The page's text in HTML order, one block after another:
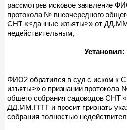
рассмотрев исковое заявление
протокола № внеочередного
СНТ «<данные изъяты>» от
недействительным,
Установил:
ФИО2 обратился в суд с иском к
изъяты>» о признании протокола
общего собрания садоводов СНТ
ДД.ММ.ГГГГ и просит признать
собрания полностью